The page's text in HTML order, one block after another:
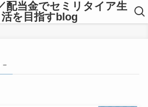
配当金でセミリタイア生
活を目指すblog
–